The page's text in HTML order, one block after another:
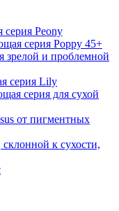
Peony
серия Poppy 45+
зрелой и проблемной
серия Lily
серия для сухой
от пигментных
к сухости,